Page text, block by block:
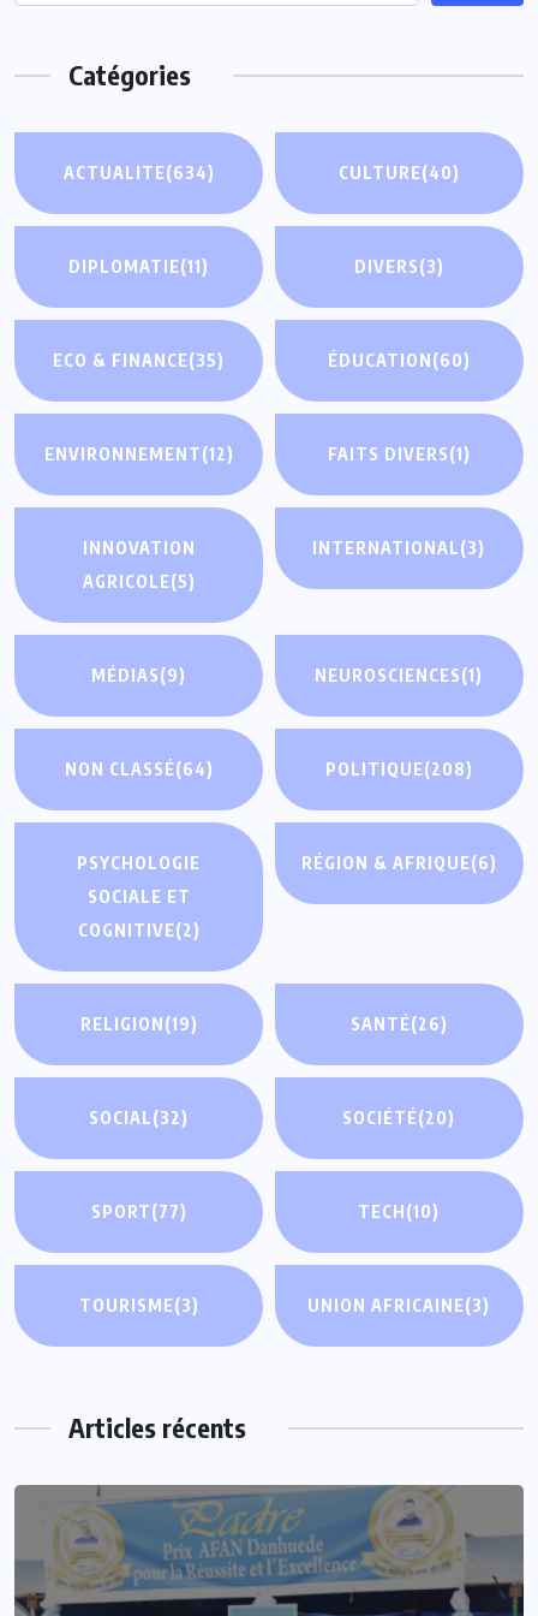
Catégories
ACTUALITE(634) CULTURE(40)
DIPLOMATIE(11) DIVERS(3)
ECO & FINANCE(35) ÉDUCATION (60)
ENVIRONNEMENT(12) FAITS DIVERS(1)
INNOVATION
AGRICOLE(5)
INTERNATIONAL(3)
MÉDIAS(9) NEUROSCIENCES(1)
NON CLASSÉ(64) POLITIQUE(208)
PSYCHOLOGIE
SOCIALE ET
COGNITIVE(2)
RÉGION & AFRIQUE(6)
RELIGION (19) SANTÉ(26)
SOCIAL(32) SOCIÉTÉ(20)
SPORT(77) TECH (10)
TOURISME(3) UNION AFRICAINE(3)
Articles récents